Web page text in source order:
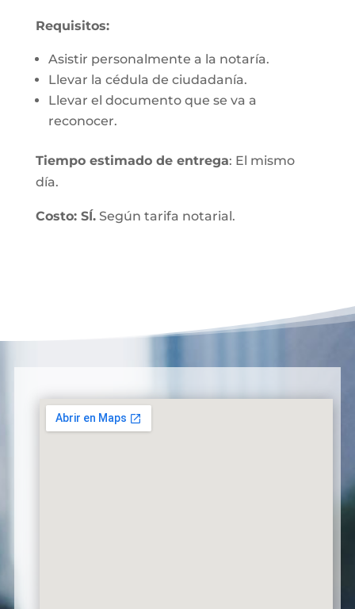
Requisitos:
Asistir personalmente a la notaría.
Llevar la cédula de ciudadanía.
Llevar el documento que se va a
reconocer.
Tiempo estimado de entrega: El mismo
día.
Costo: SÍ.Según tarifa notarial.